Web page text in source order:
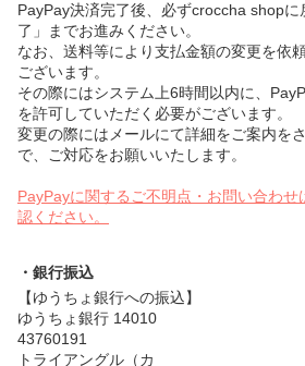
PayPay決済完了後、必ずcroccha shop
了」までお進みください。
なお、送料等により支払金額の変更を依
ございます。
その際にはシステム上6時間以内に、
を許可していただく必要がございます。
変更の際にはメールにて詳細をご案内を
で、ご対応をお願いいたします。
PayPayに関するご不明点・お問い合わ
認ください。
・銀行振込
【ゆうちょ銀行への振込】
ゆうちょ銀行 14010
43760191
トライアングル（カ